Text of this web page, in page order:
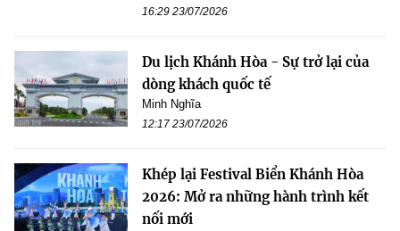
16:29 23/07/2026
Du lịch Khánh Hòa - Sự trở lại của
dòng khách quốc tế
Minh Nghĩa
12:17 23/07/2026
Khép lại Festival Biển Khánh Hòa
2026: Mở ra những hành trình kết
nối mới